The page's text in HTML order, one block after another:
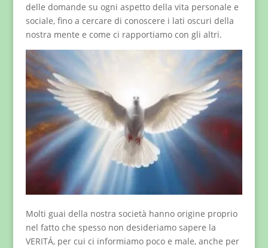
delle domande su ogni aspetto della vita personale e
sociale, fino a cercare di conoscere i lati oscuri della
nostra mente e come ci rapportiamo con gli altri.
Molti guai della nostra società hanno origine proprio
nel fatto che spesso non desideriamo sapere la
VERITÁ, per cui ci informiamo poco e male, anche per